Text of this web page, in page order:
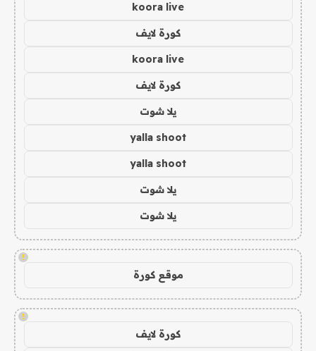
koora live
كورة لايف
koora live
كورة لايف
يلا شوت
yalla shoot
yalla shoot
يلا شوت
يلا شوت
!
موقع كورة
!
كورة لايف